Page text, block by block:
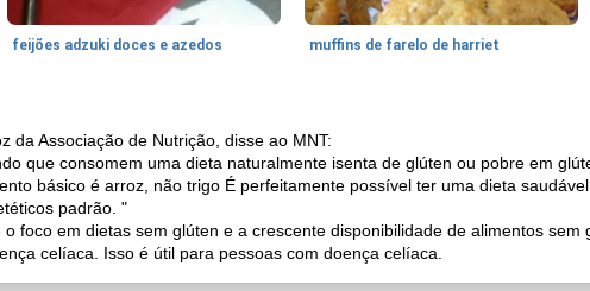
feijões adzuki doces e azedos muffins de farelo de harriet
da Associação de Nutrição, disse ao MNT:
que consomem uma dieta naturalmente isenta de glúten ou pobre em
básico é arroz, não trigo É perfeitamente possível ter uma dieta
padrão. "
foco em dietas sem glúten e a crescente disponibilidade de alimentos sem
celíaca. Isso é útil para pessoas com doença celíaca.